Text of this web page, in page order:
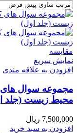
مقايسه
نمایش سریع
افزودن به علاقه مندی
مجموعه سوال
محیط زیست (جلد
7,500,000 ریال
افزودن به سبد خرید